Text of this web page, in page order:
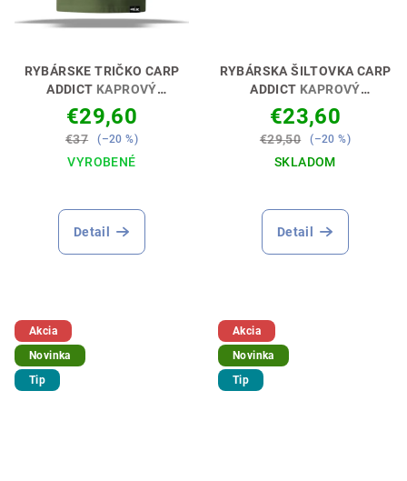
RYBÁRSKE TRIČKO CARP
ADDICT KAPROVÝ
ZÁVISLÁK🎣👕
€29,60
€37 (–20 %)
VYROBENÉ
hodnotenie
produktu
Detail
RYBÁRSKA ŠILTOVKA CARP
ADDICT KAPROVÝ
ZÁVISLÁK🎣👕
€23,60
€29,50 (–20 %)
SKLADOM
hodnotenie
produktu
Detail
Akcia
Novinka
Tip
Akcia
Novinka
Tip